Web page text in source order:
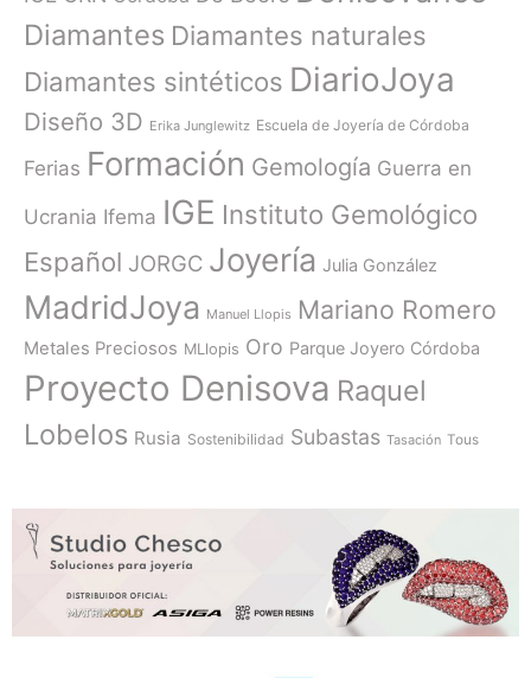
Diamantes Diamantes naturales
Diamantes sintéticos DiarioJoya
Diseño 3D Erika Junglewitz Escuela de Joyería de Córdoba
Ferias Formación Gemología Guerra en
Ucrania Ifema IGE Instituto Gemológico
Español JORGC Joyería Julia González
MadridJoya Manuel Llopis Mariano Romero
Metales Preciosos MLlopis Oro Parque Joyero Córdoba
Proyecto Denisova Raquel
Lobelos Rusia Sostenibilidad Subastas Tasación Tous